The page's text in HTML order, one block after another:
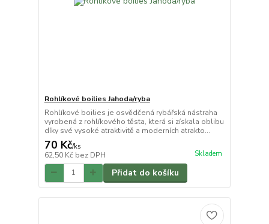
Rohlíkové boilies Jahoda/ryba
Rohlíkové boilies je osvědčená rybářská nástraha
vyrobená z rohlíkového těsta, která si získala oblibu
díky své vysoké atraktivitě a moderních atrakto...
70 Kč/ks
62,50 Kč bez DPH Skladem
Přidat do košíku